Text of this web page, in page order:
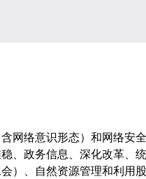
网络意识形态）和网络安
、政务信息、深化改革、
）、自然资源管理和利用